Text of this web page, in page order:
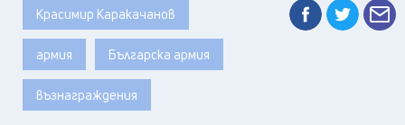
Красимир Каракачанов
армия Българска армия
възнаграждения